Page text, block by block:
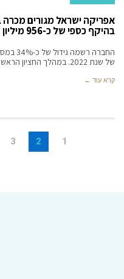
בהיקף כספי של כ-956 מיליון ש”ח
החברה
של שנת 2022. במהלך החציון הראשון של שנת 2022,
קרא עוד ←
1
2
3